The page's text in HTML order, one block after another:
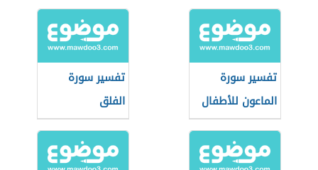
تفسير سورة
الماعون للأطفال
تفسير سورة
الفلق